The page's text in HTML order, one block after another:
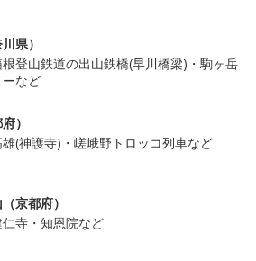
県）
登山鉄道の出山鉄橋(早川橋梁)・駒ヶ岳
など
）
(神護寺)・嵯峨野トロッコ列車など
京都府）
寺・知恩院など